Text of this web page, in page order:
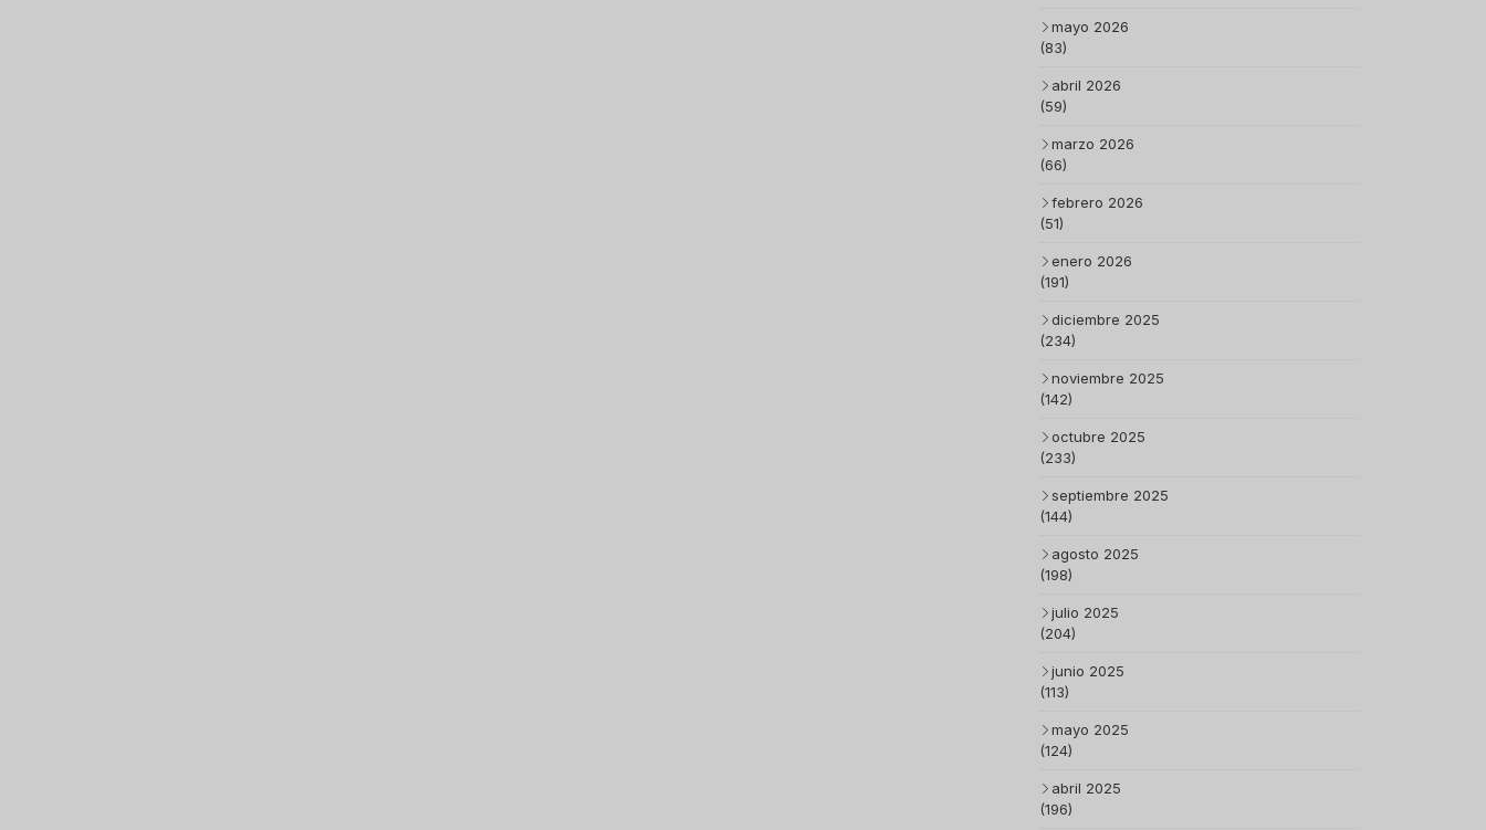
mayo 2026
(83)
abril 2026
(59)
marzo 2026
(66)
febrero 2026
(51)
enero 2026
(191)
diciembre 2025
(234)
noviembre 2025
(142)
octubre 2025
(233)
septiembre 2025
(144)
agosto 2025
(198)
julio 2025
(204)
junio 2025
(113)
mayo 2025
(124)
abril 2025
(196)